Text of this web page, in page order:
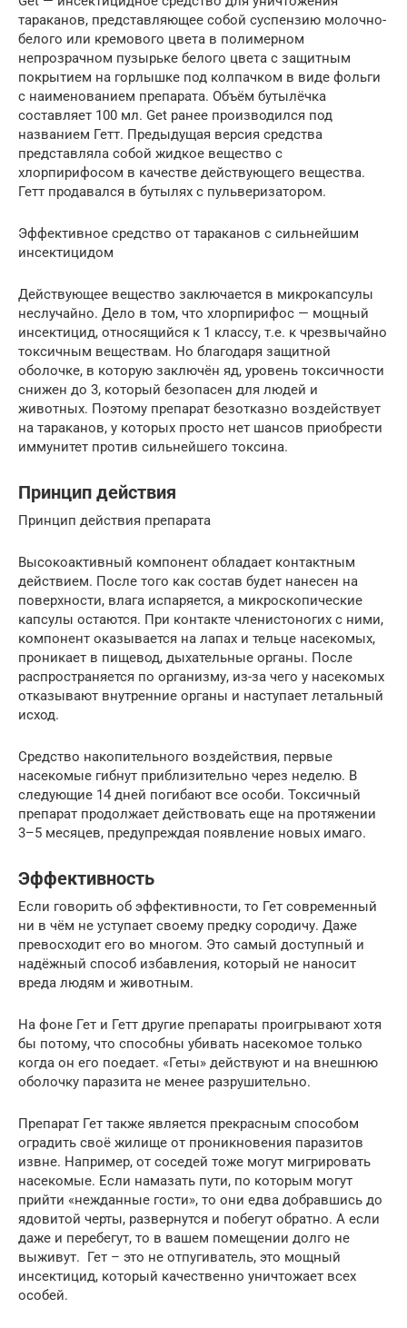
тараканов, представляющее собой суспензию молочно-
белого или кремового цвета в полимерном
непрозрачном пузырьке белого цвета с защитным
покрытием на горлышке под колпачком в виде фольги
с наименованием препарата. Объём бутылёчка
составляет 100 мл. Get ранее производился под
названием Гетт. Предыдущая версия средства
представляла собой жидкое вещество с
хлорпирифосом в качестве действующего вещества.
Гетт продавался в бутылях с пульверизатором.
Эффективное средство от тараканов с сильнейшим
инсектицидом
Действующее вещество заключается в микрокапсулы
неслучайно. Дело в том, что хлорпирифос — мощный
инсектицид, относящийся к 1 классу, т.е. к чрезвычайно
токсичным веществам. Но благодаря защитной
оболочке, в которую заключён яд, уровень токсичности
снижен до 3, который безопасен для людей и
животных. Поэтому препарат безотказно воздействует
на тараканов, у которых просто нет шансов приобрести
иммунитет против сильнейшего токсина.
Принцип действия
Принцип действия препарата
Высокоактивный компонент обладает контактным
действием. После того как состав будет нанесен на
поверхности, влага испаряется, а микроскопические
капсулы остаются. При контакте членистоногих с ними,
компонент оказывается на лапах и тельце насекомых,
проникает в пищевод, дыхательные органы. После
распространяется по организму, из-за чего у насекомых
отказывают внутренние органы и наступает летальный
исход.
Средство накопительного воздействия, первые
насекомые гибнут приблизительно через неделю. В
следующие 14 дней погибают все особи. Токсичный
препарат продолжает действовать еще на протяжении
3–5 месяцев, предупреждая появление новых имаго.
Эффективность
Если говорить об эффективности, то Гет современный
ни в чём не уступает своему предку сородичу. Даже
превосходит его во многом. Это самый доступный и
надёжный способ избавления, который не наносит
вреда людям и животным.
На фоне Гет и Гетт другие препараты проигрывают хотя
бы потому, что способны убивать насекомое только
когда он его поедает. «Геты» действуют и на внешнюю
оболочку паразита не менее разрушительно.
Препарат Гет также является прекрасным способом
оградить своё жилище от проникновения паразитов
извне. Например, от соседей тоже могут мигрировать
насекомые. Если намазать пути, по которым могут
прийти «нежданные гости», то они едва добравшись до
ядовитой черты, развернутся и побегут обратно. А если
даже и перебегут, то в вашем помещении долго не
выживут. Гет – это не отпугиватель, это мощный
инсектицид, который качественно уничтожает всех
особей.